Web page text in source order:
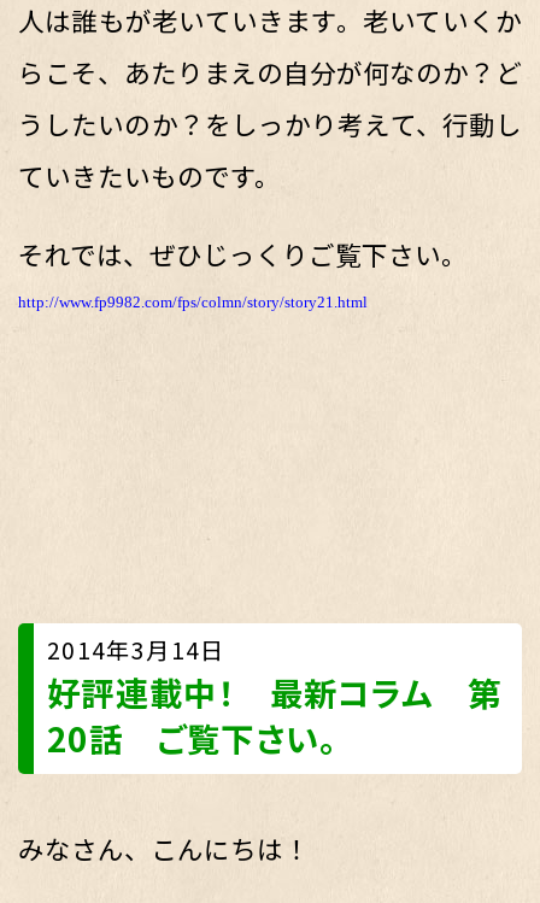
人は誰もが老いていきます。老いていくか
らこそ、あたりまえの自分が何なのか？ど
うしたいのか？をしっかり考えて、行動し
ていきたいものです。
それでは、ぜひじっくりご覧下さい。
http://www.fp9982.com/fps/colmn/story/story21.html
2014年3月14日
好評連載中！ 最新コラム 第
20話 ご覧下さい。
みなさん、こんにちは！